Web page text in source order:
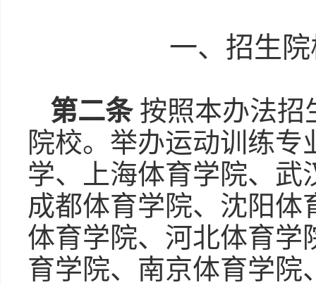
一、招生
第二条按照本办法招
院校。举办运动训练
学、上海体育学院、武
成都体育学院、沈阳
体育学院、河北体育学
育学院、南京体育学院